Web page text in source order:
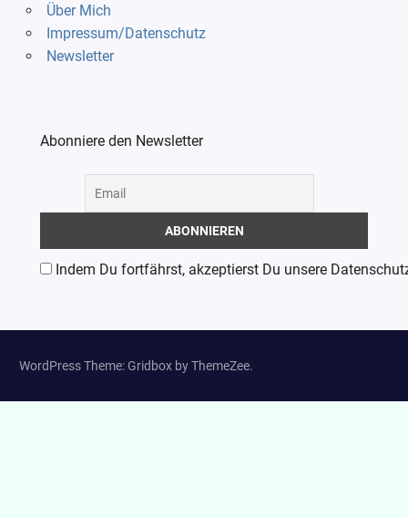
Über Mich
Impressum/Datenschutz
Newsletter
Abonniere den Newsletter
Indem Du fortfährst, akzeptierst Du unsere
WordPress Theme: Gridbox by ThemeZee.